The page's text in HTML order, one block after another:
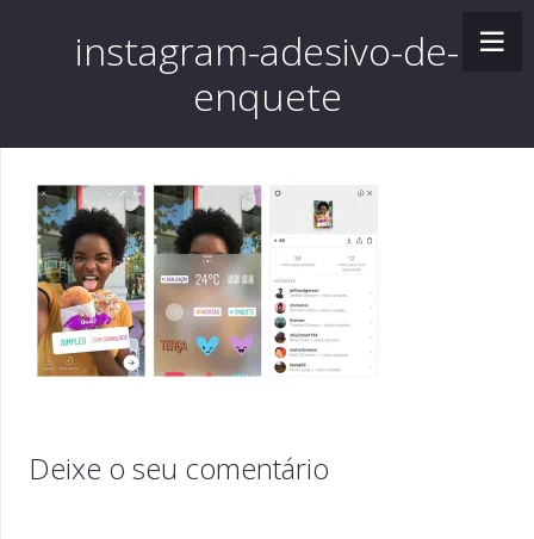
instagram-adesivo-de-
enquete
Deixe o seu comentário